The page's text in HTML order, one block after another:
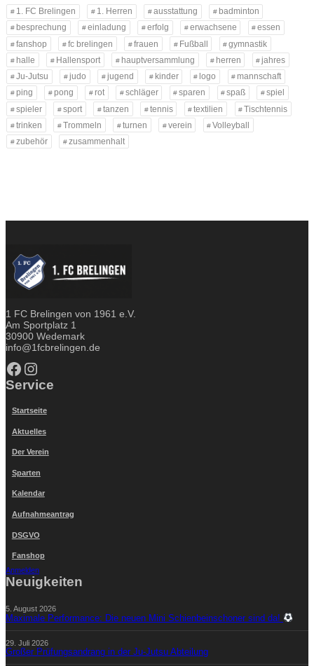
1. FC Brelingen 1. Herren ausstattung
badminton
besprechung
einladung erfolg erwachsene
essen
fanshop
fc brelingen frauen Fußball
gymnastik
halle
Hallensport hauptversammlung herren
jahres
Ju-Jutsu
judo jugend kinder logo
mannschaft
ping
pong rot schläger sparen spaß
spiel
spieler
sport tanzen tennis textilien
Tischtennis
trinken
Trommeln turnen verein
Volleyball
zubehör
zusammenhalt
1 FC Brelingen von 1961 e.V.
Am Sportplatz 1
30900 Wedemark
info@1fcbrelingen.de
Facebook Instagram
Service
Startseite
Aktuelles
Der Verein
Sparten
Kalendar
Aufnahmeantrag
DSGVO
Fanshop
Anmelden
Neuigkeiten
5. August 2026
Maximale Performance: Die neuen Mini Schienbeinschoner sind da!
29. Juli 2026
Großer Prüfungsandrang in der Ju-Jutsu Abteilung